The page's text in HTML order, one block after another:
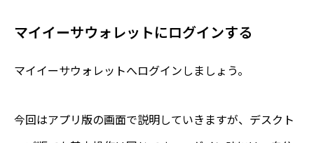
マイイーサウォレットにログインする
マイイーサウォレットへログインしましょう。
今回はアプリ版の画面で説明していきますが、デスクト